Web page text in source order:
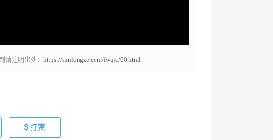
请注明出处： https://sunlongze.com/fwqjc/60.html
打赏